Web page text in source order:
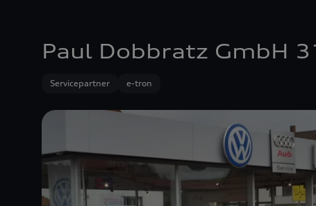
Paul Dobbratz GmbH
Servicepartner e-tron